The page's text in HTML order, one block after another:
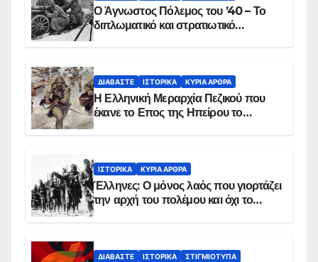
Ο Άγνωστος Πόλεμος του ’40 – Το
διπλωματικό και στρατιωτικό
ΔΙΑΒΆΣΤΕ ΙΣΤΟΡΙΚΆ ΚΥΡΙΑ ΑΡΘΡΑ
Η Ελληνική Μεραρχία Πεζικού που
έκανε το Επος της Ηπείρου το
ΙΣΤΟΡΙΚΆ ΚΥΡΙΑ ΑΡΘΡΑ
Έλληνες: Ο μόνος λαός που γιορτάζει
την αρχή του πολέμου και όχι το
ΔΙΑΒΆΣΤΕ ΙΣΤΟΡΙΚΆ ΣΤΙΓΜΙΌΤΥΠΑ